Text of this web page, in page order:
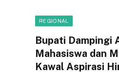
REGIONAL
Bupati Dampingi
Mahasiswa dan
Kawal Aspirasi